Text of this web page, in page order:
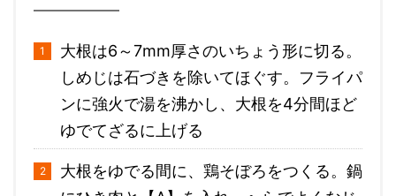
大根は6～7mm厚さのいちょう形に切る。
しめじは石づきを除いてほぐす。フライパ
ンに強火で湯を沸かし、大根を4分間ほど
ゆでてざるに上げる
大根をゆでる間に、鶏そぼろをつくる。鍋